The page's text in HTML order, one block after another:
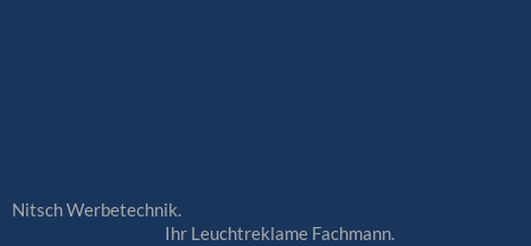
Nitsch Werbetechnik.
Ihr Leuchtreklame Fachmann.